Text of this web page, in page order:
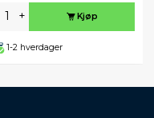
+ Kjøp
1-2 hverdager